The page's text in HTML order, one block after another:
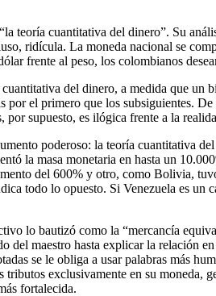
teoría cuantitativa del dinero”. Su
ridícula. La moneda nacional se
frente al peso, los colombianos
del dinero, a medida que un
por el primero que los subsiguientes.
por supuesto, es ilógica frente a la
poderoso: la teoría cuantitativa del
la masa monetaria en hasta un
del 600% y otro, como Bolivia,
todo lo opuesto. Si Venezuela es
lo bautizó como la “mercancía
maestro hasta explicar la relación
se le obliga a usar palabras más
exclusivamente en su moneda,
fortalecida.